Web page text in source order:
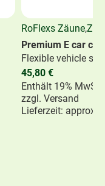
RoFlexs Zäune,
Premium E car
Flexible vehicle
45,80 €
Enthält 19% MwSt.
zzgl. Versand
Lieferzeit: approx.